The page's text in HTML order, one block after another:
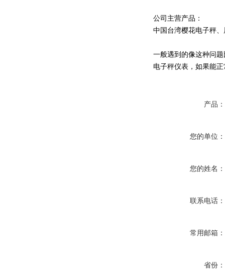
公司主营产品：
中国台湾樱花电子秤
一般遇到的像这种问
电子秤仪表，如果能
产品：
您的单位：
您的姓名：
联系电话：
常用邮箱：
省份：